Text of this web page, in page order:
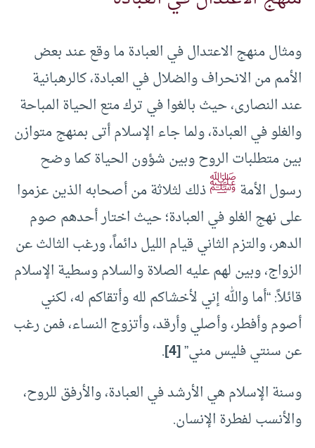
ومثال منهج الاعتدال في العبادة ما وقع عند بعض
الأمم من الانحراف والضلال في العبادة، كالرهبانية
عند النصارى، حيث بالغوا في ترك متع الحياة المباحة
والغلو في العبادة، ولما جاء الإسلام أتى بمنهج متوازن
بين متطلبات الروح وبين شؤون الحياة كما وضح
رسول الأمةﷺذلك لثلاثة من أصحابه الذين عزموا
على نهج الغلو في العبادة؛ حيث اختار أحدهم صوم
الدهر، والتزم الثاني قيام الليل دائماً، ورغب الثالث عن
الزواج، وبين لهم عليه الصلاة والسلام وسطية الإسلام
قائلاً: “أما والله إني لأخشاكم لله وأتقاكم له، لكني
أصوم وأفطر، وأصلي وأرقد، وأتزوج النساء، فمن رغب
عن سنتي فليس مني”[4]
.
وسنة الإسلام هي الأرشد في العبادة، والأرفق للروح،
والأنسب لفطرة الإنسان.